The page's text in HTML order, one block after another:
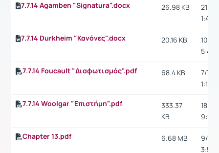
7.7.14 Agamben "Signatura".docx 26.98 KB
21/7/
1:44
7.7.14 Durkheim "Κανόνες".docx 20.16 KB
10/7/
5:47
7.7.14 Foucault "Διαφωτισμός".pdf 68.4 KB
7/7/
1:18
7.7.14 Woolgar "Επιστήμη".pdf
333.37
KB
18/7/
9:26
Chapter 13.pdf 6.68 MB
9/4/
3:54